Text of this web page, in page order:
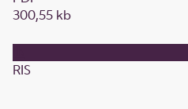
300,55 kb
RIS